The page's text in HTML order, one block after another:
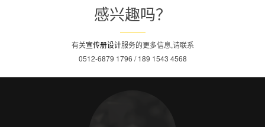
感兴趣吗？
有关宣传册设计服务的更多信息,请联系
0512-6879 1796 / 189 1543 4568